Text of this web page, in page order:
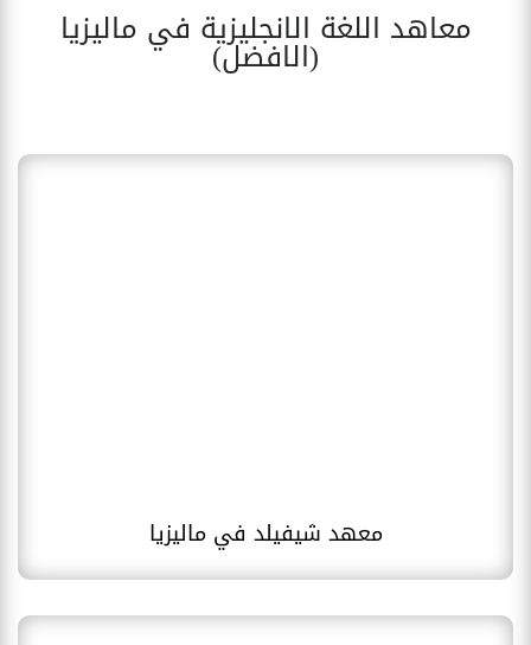
معاهد اللغة الانجليزية في ماليزيا
(الافضل)
معهد شيفيلد في ماليزيا